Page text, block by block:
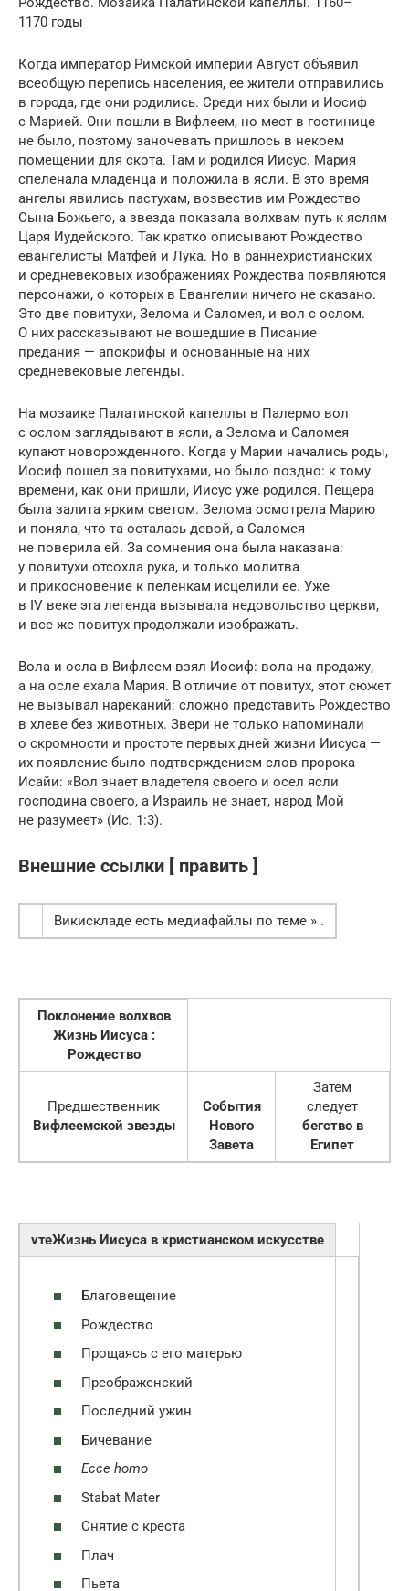
1170 годы
Когда император Римской империи Август объявил
всеобщую перепись насе­ления, ее жители отправились
в города, где они родились. Среди них были и Иосиф
с Марией. Они пошли в Вифлеем, но мест в гостинице
не было, поэтому заночевать пришлось в некоем
помещении для скота. Там и родился Иисус. Мария
спеленала младенца и положила в ясли. В это время
ангелы явились пастухам, возвестив им Рождество
Сына Божьего, а звезда показала волхвам путь к яслям
Царя Иудейского. Так кратко описывают Рождество
евангелисты Матфей и Лука. Но в раннехристианских
и средневековых изо­бражениях Рождества появляются
персонажи, о которых в Евангелии ничего не сказано.
Это две повитухи, Зелома и Саломея, и вол с ослом.
О них расска­зывают не вошедшие в Писание
предания — апокрифы и основанные на них
средневековые легенды.
На мозаике Палатинской капеллы в Палермо вол
с ослом заглядывают в ясли, а Зелома и Саломея
купают новорожденного. Когда у Марии начались роды,
Иосиф пошел за повитухами, но было поздно: к тому
времени, как они пришли, Иисус уже родился. Пещера
была залита ярким светом. Зелома осмотрела Марию
и поняла, что та осталась девой, а Саломея
не поверила ей. За сомнения она была наказана:
у повитухи отсохла рука, и только молитва
и прикосновение к пеленкам исцелили ее. Уже
в IV веке эта легенда вызывала недовольство церкви,
и все же повитух продолжали изображать.
Вола и осла в Вифлеем взял Иосиф: вола на продажу,
а на осле ехала Мария. В отличие от повитух, этот сюжет
не вызывал нареканий: сложно представить Рождество
в хлеве без животных. Звери не только напоминали
о скромности и простоте первых дней жизни Иисуса —
их появление было подтверждением слов пророка
Исайи: «Вол знает владетеля своего и осел ясли
господина своего, а Израиль не знает, народ Мой
не разумеет» (Ис. 1:3).
Внешние ссылки [ править ]
Викискладе есть медиафайлы по теме » .
Поклонение волхвов
Жизнь Иисуса :
Рождество
Предшественник
Вифлеемской звезды
События
Нового
Завета
Затем
следует
бегство в
Египет
vтеЖизнь Иисуса в христианском искусстве
Благовещение
Рождество
Прощаясь с его матерью
Преображенский
Последний ужин
Бичевание
Ecce homo
Stabat Mater
Снятие с креста
Плач
Пьета